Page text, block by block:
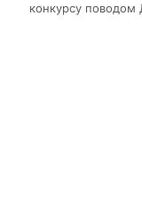
конкурсу поводом